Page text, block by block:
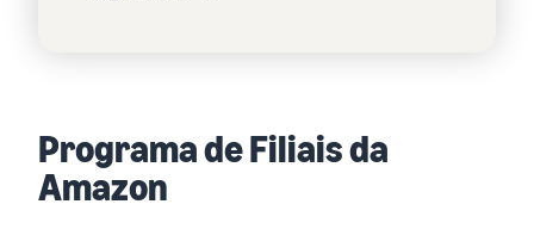
Programa de Filiais da
Amazon